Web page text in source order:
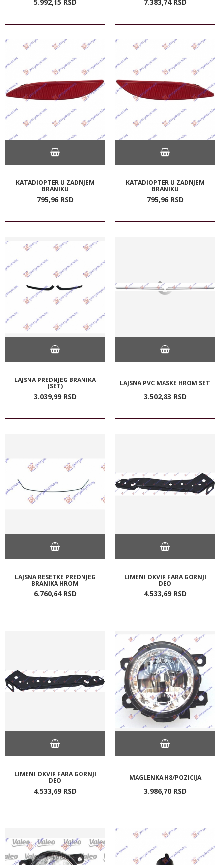
5.992,15 RSD 7.383,74 RSD
KATADIOPTER U ZADNJEM
BRANIKU
795,96 RSD
KATADIOPTER U ZADNJEM
BRANIKU
795,96 RSD
LAJSNA PREDNJEG BRANIKA
(SET)
3.039,99 RSD
LAJSNA PVC MASKE HROM SET
3.502,83 RSD
LAJSNA RESETKE PREDNJEG
BRANIKA HROM
6.760,64 RSD
LIMENI OKVIR FARA GORNJI
DEO
4.533,69 RSD
LIMENI OKVIR FARA GORNJI
DEO
4.533,69 RSD
MAGLENKA H8/POZICIJA
3.986,70 RSD